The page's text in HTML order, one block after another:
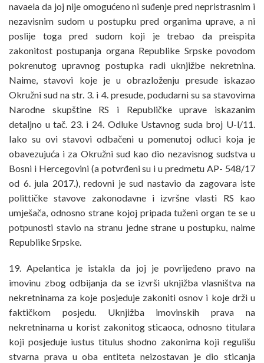
navaela da joj nije omogućeno ni suđenje pred nepristrasnim i
nezavisnim sudom u postupku pred organima uprave, a ni
poslije toga pred sudom koji je trebao da preispita
zakonitost postupanja organa Republike Srpske povodom
pokrenutog upravnog postupka radi uknjižbe nekretnina.
Naime, stavovi koje je u obrazloženju presude iskazao
Okružni sud na str. 3. i 4. presude, podudarni su sa stavovima
Narodne skupštine RS i Republičke uprave iskazanim
detaljno u tač. 23. i 24. Odluke Ustavnog suda broj U-l/11.
Iako su ovi stavovi odbačeni u pomenutoj odluci koja je
obavezujuća i za Okružni sud kao dio nezavisnog sudstva u
Bosni i Hercegovini (a potvrđeni su i u predmetu AP- 548/17
od 6. jula 2017.), redovni je sud nastavio da zagovara iste
polittičke stavove zakonodavne i izvršne vlasti RS kao
umješača, odnosno strane kojoj pripada tuženi organ te se u
potpunosti stavio na stranu jedne strane u postupku, naime
Republike Srpske.
19. Apelantica je istakla da joj je povrijeđeno pravo na
imovinu zbog odbijanja da se izvrši uknjižba vlasništva na
nekretninama za koje posjeduje zakoniti osnov i koje drži u
faktičkom posjedu. Uknjižba imovinskih prava na
nekretninama u korist zakonitog sticaoca, odnosno titulara
koji posjeduje iustus titulus shodno zakonima koji regulišu
stvarna prava u oba entiteta neizostavan je dio sticanja